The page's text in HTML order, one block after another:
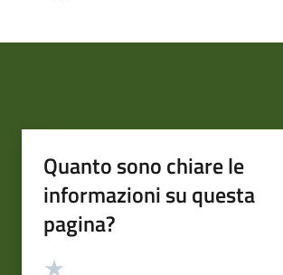
Quanto sono chiare le
informazioni su questa
pagina?
Valutazione